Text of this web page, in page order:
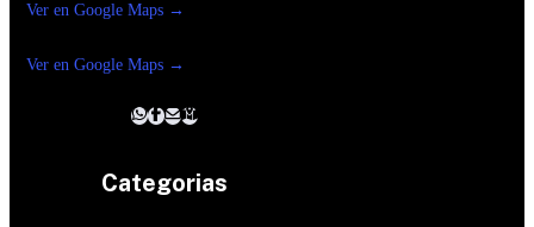
Ver en Google Maps →
Ver en Google Maps →
Categorias